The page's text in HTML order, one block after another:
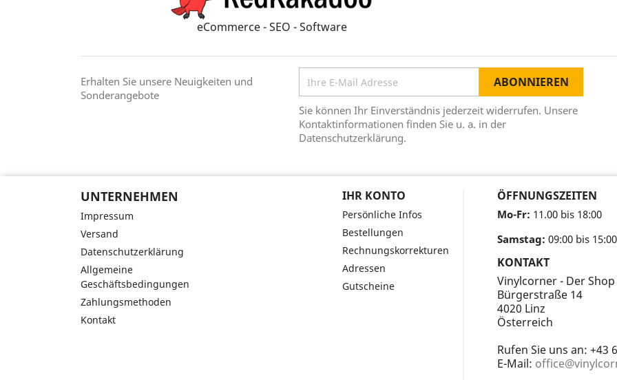
eCommerce - SEO - Software
Erhalten Sie unsere Neuigkeiten und
Sonderangebote
Sie können Ihr Einverständnis jederzeit widerrufen. Unsere
Kontaktinformationen finden Sie u. a. in der
Datenschutzerklärung.
UNTERNEHMEN
Impressum
Versand
Datenschutzerklärung
Allgemeine
Geschäftsbedingungen
Zahlungsmethoden
Kontakt
IHR KONTO
Persönliche Infos
Bestellungen
Rechnungskorrekturen
Adressen
Gutscheine
ÖFFNUNGSZEITEN
Mo-Fr: 11.00 bis 18:00
Samstag: 09:00 bis 15:00
KONTAKT
Vinylcorner - Der
Bürgerstraße 14
4020 Linz
Österreich
Rufen Sie uns an: +43
E-Mail: